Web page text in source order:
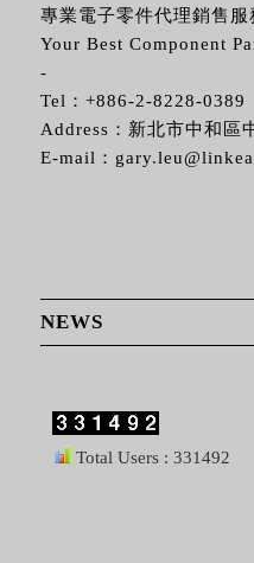
專業電子零件代理銷售服
Your Best Component
-
Tel： +886-2-8228-0389
Address：新北市中和區
E-mail：
NEWS
Total Users : 331492